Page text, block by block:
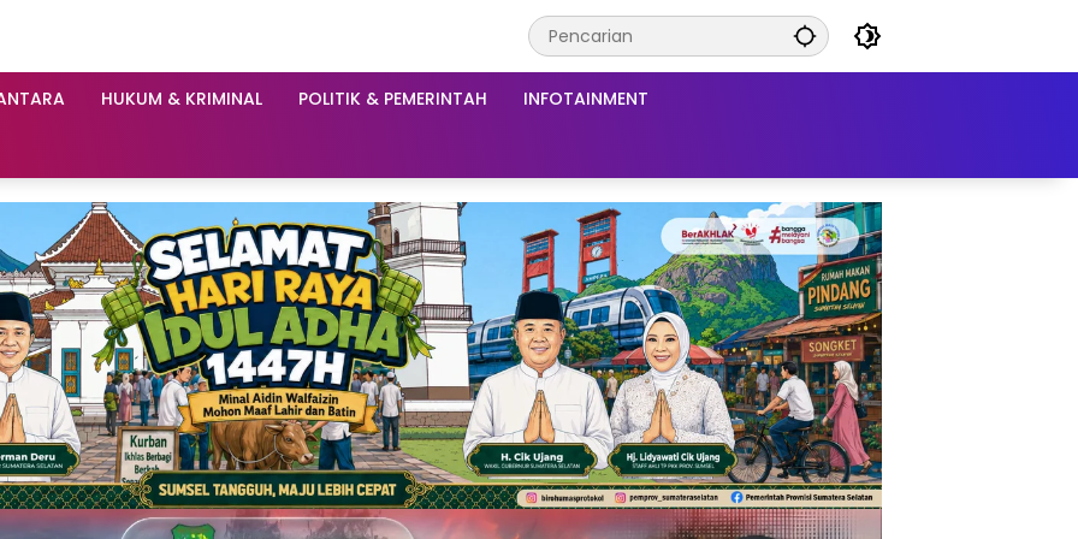
HUKUM & KRIMINAL POLITIK & PEMERINTAH INFOTAINMENT